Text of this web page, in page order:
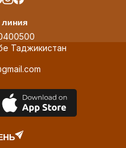
линия
Таджикистан